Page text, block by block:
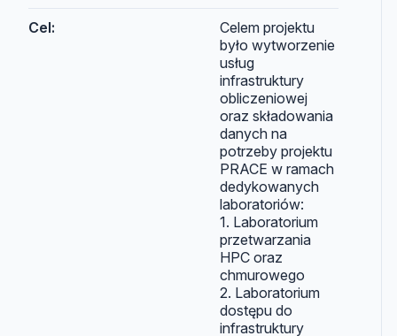
Cel:
Celem projektu
było wytworzenie
usług
infrastruktury
obliczeniowej
oraz składowania
danych na
potrzeby projektu
PRACE w ramach
dedykowanych
laboratoriów:
1. Laboratorium
przetwarzania
HPC oraz
chmurowego
2. Laboratorium
dostępu do
infrastruktury